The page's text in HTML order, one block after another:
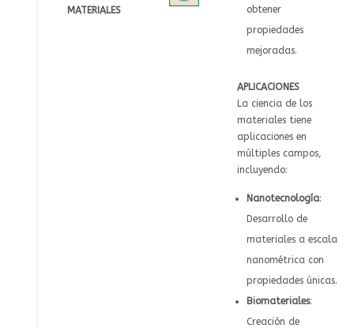
MATERIALES
obtener
propiedades
mejoradas.
APLICACIONES
La ciencia de los
materiales tiene
aplicaciones en
múltiples campos,
incluyendo:
Nanotecnología:
Desarrollo de
materiales a escala
nanométrica con
propiedades únicas.
Biomateriales:
Creación de